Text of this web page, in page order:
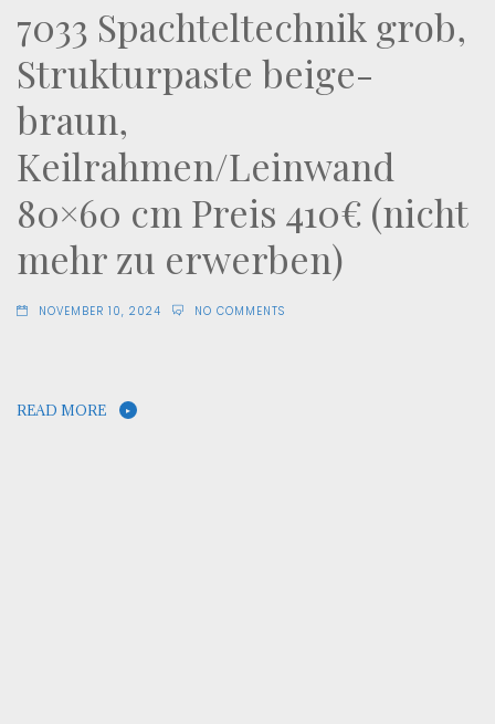
7033 Spachteltechnik grob,
Strukturpaste beige-
braun,
Keilrahmen/Leinwand
80×60 cm Preis 410€ (nicht
mehr zu erwerben)
NOVEMBER 10, 2024 NO COMMENTS
READ MORE